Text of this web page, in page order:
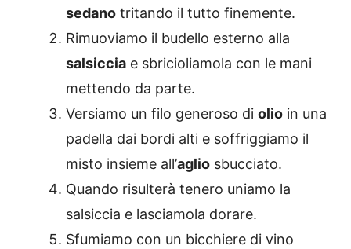
sedano tritando il tutto finemente.
Rimuoviamo il budello esterno alla
salsiccia e sbricioliamola con le mani
mettendo da parte.
Versiamo un filo generoso di olio in una
padella dai bordi alti e soffriggiamo il
misto insieme all’aglio sbucciato.
Quando risulterà tenero uniamo la
salsiccia e lasciamola dorare.
Sfumiamo con un bicchiere di vino